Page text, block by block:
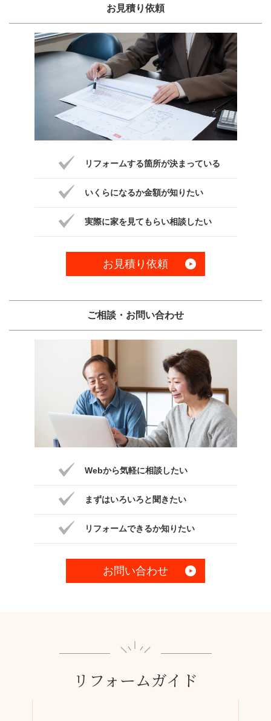
お見積り依頼
リフォームする箇所が決まっている
いくらになるか金額が知りたい
実際に家を見てもらい相談したい
お見積り依頼
ご相談・お問い合わせ
Webから気軽に相談したい
まずはいろいろと聞きたい
リフォームできるか知りたい
お問い合わせ
リフォームガイド